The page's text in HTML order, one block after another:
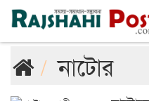
রাজশাহী শুক্রবার, ৭ই আগস্ট ২০২৬,
নাটোর